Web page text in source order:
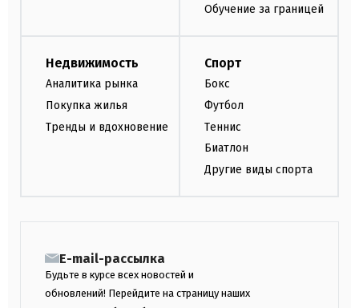
Обучение за границей
Недвижимость
Аналитика рынка
Покупка жилья
Тренды и вдохновение
Спорт
Бокс
Футбол
Теннис
Биатлон
Другие виды спорта
E-mail-рассылка
Будьте в курсе всех новостей и
обновлений! Перейдите на страницу наших